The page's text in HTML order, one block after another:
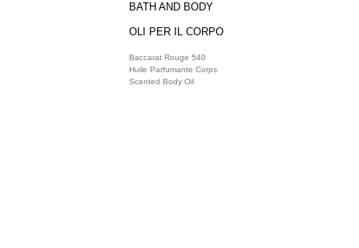
BATH AND BODY
OLI PER IL CORPO
Baccarat Rouge 540
Huile Parfumante Corps
Scented Body Oil